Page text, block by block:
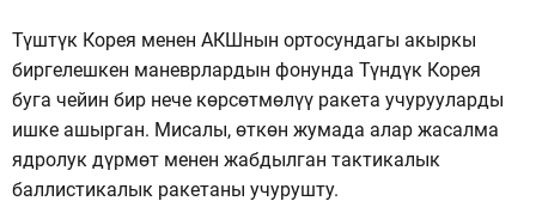
Түштүк Корея менен АКШнын ортосундагы акыркы
биргелешкен маневрлардын фонунда Түндүк Корея
буга чейин бир нече көрсөтмөлүү ракета учурууларды
ишке ашырган. Мисалы, өткөн жумада алар жасалма
ядролук дүрмөт менен жабдылган тактикалык
баллистикалык ракетаны учурушту.